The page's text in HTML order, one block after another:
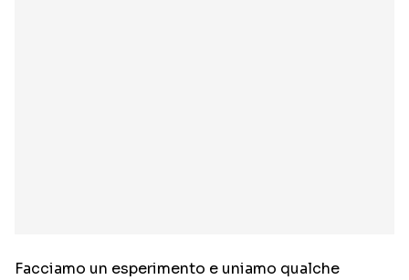
Facciamo un esperimento e uniamo qualche